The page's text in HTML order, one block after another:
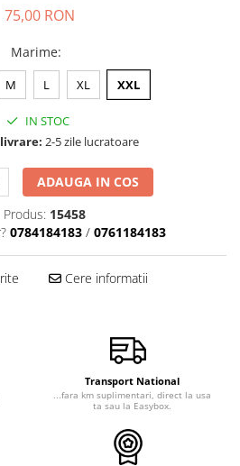
75,00 RON
Marime:
M L XL XXL
IN STOC
2-5 zile lucratoare
ADAUGA IN COS
Produs: 15458
0784184183 / 0761184183
Cere informatii
Transport National
...fara km suplimentari, direct la usa
ta sau la Easybox.